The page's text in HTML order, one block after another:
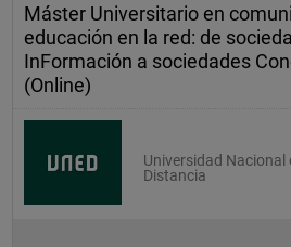
Máster Universitario en
educación en la red: de
InFormación a sociedades
(Online)
Universidad Nacional
Distancia